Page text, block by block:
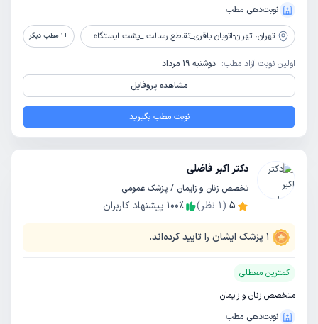
نوبت‌دهی مطب
تهران،تهران-اتوبان باقری_تقاطع رسالت _پشت ایستگاه مترو شهید باقری_درمانگاه شفا +
1 مطب دیگر
اولین نوبت آزاد مطب: دوشنبه 19 مرداد
مشاهده پروفایل
نوبت مطب بگیرید
دکتر اکبر فاضلی
تخصص زنان و زایمان / پزشک عمومی
5
(
1 نظر) 100٪ پیشنهاد کاربران
1 پزشک ایشان را تایید کرده‌اند.
کمترین معطلی
متخصص زنان و زایمان
نوبت‌دهی مطب